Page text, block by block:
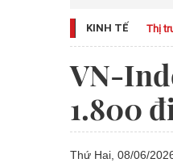
KINH TẾ Thị
VN-
1.800
Thứ Hai, 08/06/